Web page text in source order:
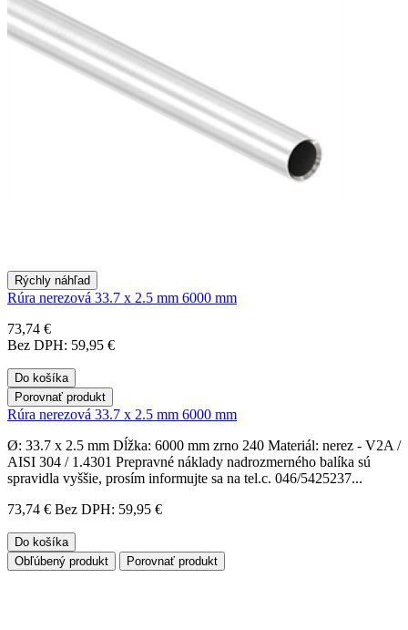
Rýchly náhľad
Rúra nerezová 33.7 x 2.5 mm 6000 mm
73,74 €
Bez DPH: 59,95 €
Do košíka
Porovnať produkt
Rúra nerezová 33.7 x 2.5 mm 6000 mm
Ø: 33.7 x 2.5 mm Dĺžka: 6000 mm zrno 240 Materiál: nerez - V2A /
AISI 304 / 1.4301 Prepravné náklady nadrozmerného balíka sú
spravidla vyššie, prosím informujte sa na tel.c. 046/5425237...
73,74 € Bez DPH: 59,95 €
Do košíka
Obľúbený produkt
Porovnať produkt